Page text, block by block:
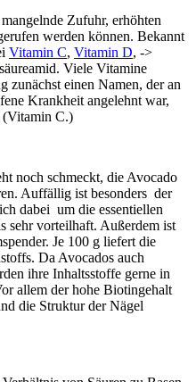
Zufuhr, erhöhten
werden können. Bekannt
Vitamin C, Vitamin D, ->
Viele Vitamine
zunächst einen Namen, der an
Krankheit angelehnt war,
(Vitamin C.)
noch schmeckt, die Avocado
Auffällig ist besonders der
dabei um die essentiellen
sehr vorteilhaft. Außerdem ist
Je 100 g liefert die
Da Avocados auch
ihre Inhaltsstoffe gerne in
allem der hohe Biotingehalt
die Struktur der Nägel